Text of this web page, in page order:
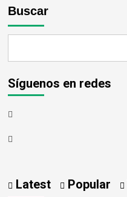
Buscar
Síguenos en redes
Latest Popular